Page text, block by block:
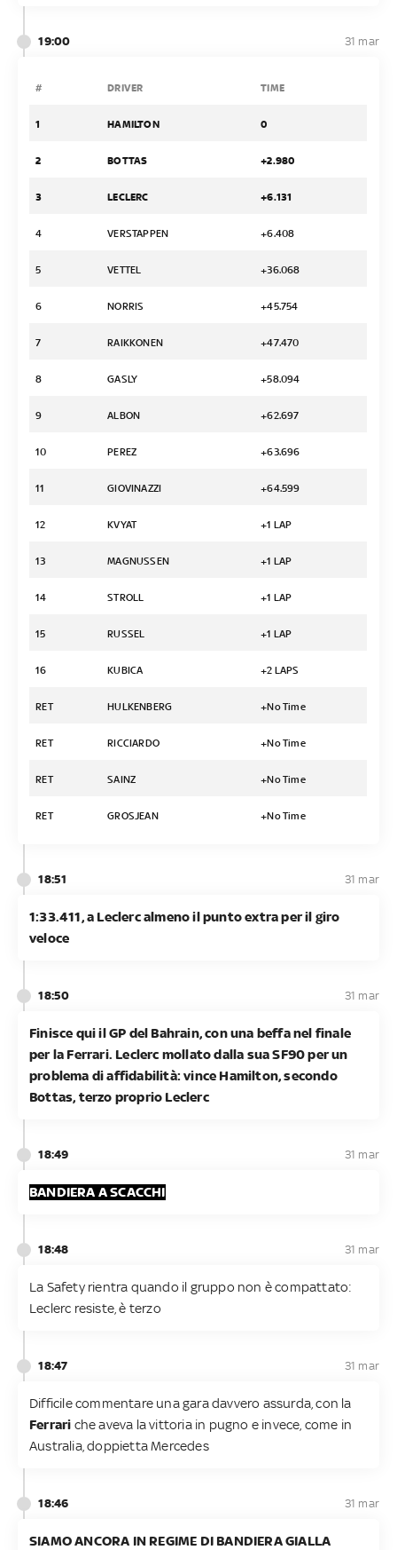
19:00 31 mar
# DRIVER TIME
1 HAMILTON 0
2 BOTTAS +2.980
3 LECLERC +6.131
4 VERSTAPPEN +6.408
5 VETTEL +36.068
6 NORRIS +45.754
7 RAIKKONEN +47.470
8 GASLY +58.094
9 ALBON +62.697
10 PEREZ +63.696
11 GIOVINAZZI +64.599
12 KVYAT +1 LAP
13 MAGNUSSEN +1 LAP
14 STROLL +1 LAP
15 RUSSEL +1 LAP
16 KUBICA +2 LAPS
RET HULKENBERG +No Time
RET RICCIARDO +No Time
RET SAINZ +No Time
RET GROSJEAN +No Time
18:51 31 mar
1:33.411, a Leclerc almeno il punto extra per il giro
veloce
18:50 31 mar
Finisce qui il GP del Bahrain, con una beffa nel finale
per la Ferrari. Leclerc mollato dalla sua SF90 per un
problema di affidabilità: vince Hamilton, secondo
Bottas, terzo proprio Leclerc
18:49 31 mar
BANDIERA A SCACCHI
18:48 31 mar
La Safety rientra quando il gruppo non è compattato:
Leclerc resiste, è terzo
18:47 31 mar
Difficile commentare una gara davvero assurda, con la
Ferrari che aveva la vittoria in pugno e invece, come in
Australia, doppietta Mercedes
18:46 31 mar
SIAMO ANCORA IN REGIME DI BANDIERA GIALLA